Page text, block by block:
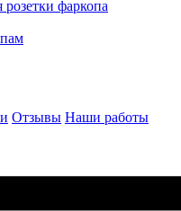
фаркопа
Отзывы Наши работы